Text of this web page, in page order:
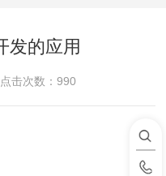
发的应用
点击次数：990